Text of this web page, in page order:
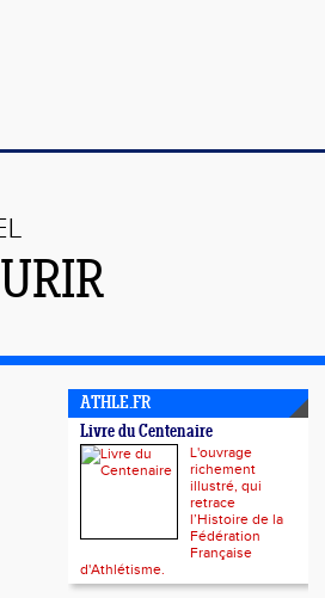
ATHLE.FR
Livre du Centenaire
L'ouvrage
richement
illustré, qui
retrace
l’Histoire de la
Fédération
Française
d'Athlétisme.